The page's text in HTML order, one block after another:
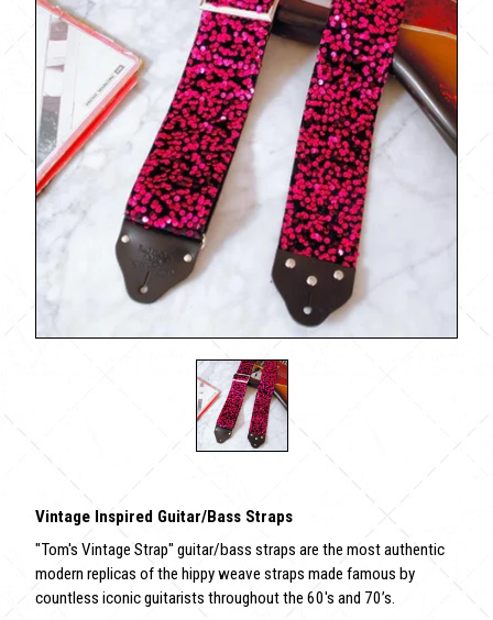
Vintage Inspired Guitar/Bass Straps
"Tom's Vintage Strap" guitar/bass straps are the most authentic
modern replicas of the hippy weave straps made famous by
countless iconic guitarists throughout the 60's and 70’s.